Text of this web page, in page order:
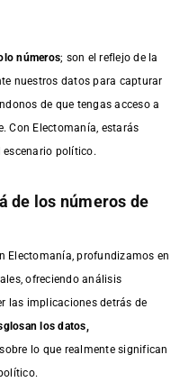
números; son el reflejo de la
nuestros datos para capturar
de que tengas acceso a
Con Electomanía, estarás
escenario político.
de los números de
Electomanía, profundizamos en
ofreciendo análisis
las implicaciones detrás de
los datos,
sobre lo que realmente significan